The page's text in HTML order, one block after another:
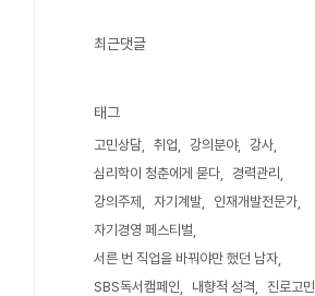
최근댓글
태그
고민상담 취업 강의분야
강사
심리학이 청춘에게 묻다
경력관리
강의주제
자기계발
인재개발전문가
자기경영 페스티벌
서른 번 직업을 바꿔야만 했던 남자
SBS독서캠페인
내향적 성격
진로고민